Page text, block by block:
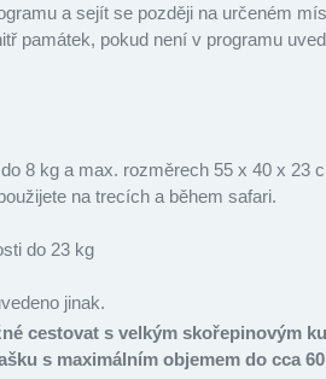
a sejít se později na určeném
památek, pokud není v programu
8 kg a max. rozměrech 55 x 40 x 23
na trecích a během safari.
do 23 kg
jinak.
cestovat s velkým skořepinovým
s maximálním objemem do cca